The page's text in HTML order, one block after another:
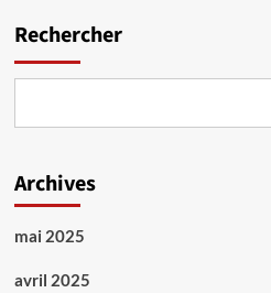
Rechercher
Archives
mai 2025
avril 2025